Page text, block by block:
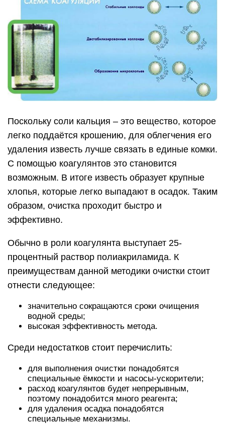
Поскольку соли кальция – это вещество, которое
легко поддаётся крошению, для облегчения его
удаления известь лучше связать в единые комки.
С помощью коагулянтов это становится
возможным. В итоге известь образует крупные
хлопья, которые легко выпадают в осадок. Таким
образом, очистка проходит быстро и
эффективно.
Обычно в роли коагулянта выступает 25-
процентный раствор полиакриламида. К
преимуществам данной методики очистки стоит
отнести следующее:
значительно сокращаются сроки очищения
водной среды;
высокая эффективность метода.
Среди недостатков стоит перечислить:
для выполнения очистки понадобятся
специальные ёмкости и насосы-ускорители;
расход коагулянтов будет непрерывным,
поэтому понадобится много реагента;
для удаления осадка понадобятся
специальные механизмы.